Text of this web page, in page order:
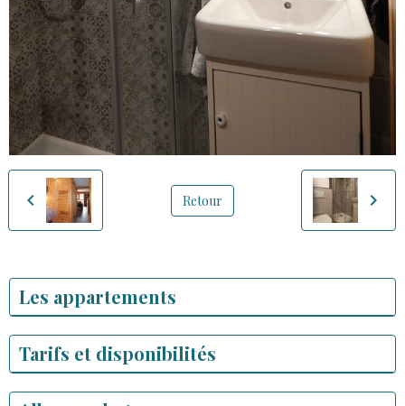
Retour
Les appartements
Tarifs et disponibilités